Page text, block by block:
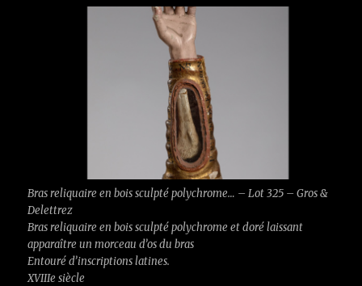
Bras reliquaire en bois sculpté polychrome… – Lot 325 – Gros &
Delettrez
Bras reliquaire en bois sculpté polychrome et doré laissant
apparaître un morceau d’os du bras
Entouré d’inscriptions latines.
XVIIIe siècle